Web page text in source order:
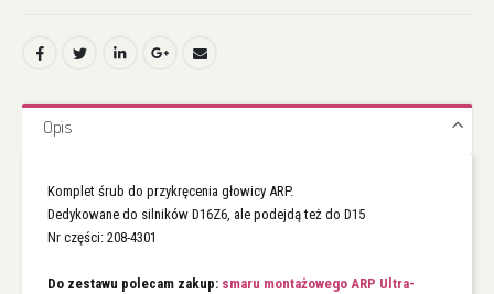
Opis
Komplet śrub do przykręcenia głowicy ARP.
Dedykowane do silników D16Z6, ale podejdą też do D15
Nr części: 208-4301
Do zestawu polecam zakup: smaru montażowego ARP Ultra-